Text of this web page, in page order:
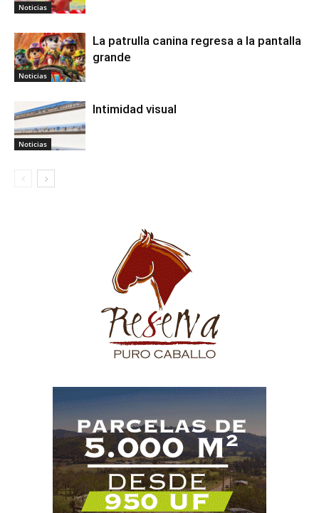
Noticias
Noticias
La patrulla canina regresa a la pantalla
grande
Noticias
Intimidad visual